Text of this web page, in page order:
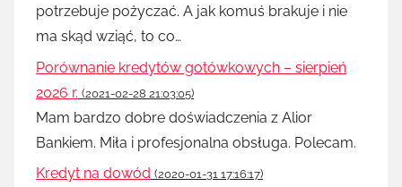
potrzebuje pożyczać. A jak komuś brakuje i nie
ma skąd wziąć, to co…
Porównanie kredytów gotówkowych – sierpień
2026 r. (2021-02-28 21:03:05)
Mam bardzo dobre doświadczenia z Alior
Bankiem. Miła i profesjonalna obsługa. Polecam.
Kredyt na dowód (2020-01-31 17:16:17)